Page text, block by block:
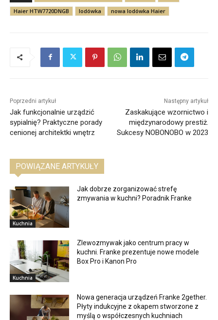
Haier HTW7720DNGB
lodówka nowa lodówka Haier
Poprzedni artykuł
Jak funkcjonalnie urządzić
sypialnię? Praktyczne porady
cenionej architektki wnętrz
Następny artykuł
Zaskakujące wzornictwo i
międzynarodowy prestiż.
Sukcesy NOBONOBO w 2023
POWIĄZANE ARTYKUŁY
Kuchnia
Jak dobrze zorganizować strefę
zmywania w kuchni? Poradnik Franke
Kuchnia
Zlewozmywak jako centrum pracy w
kuchni. Franke prezentuje nowe modele
Box Pro i Kanon Pro
Nowa generacja urządzeń Franke 2gether.
Płyty indukcyjne z okapem stworzone z
myślą o współczesnych kuchniach